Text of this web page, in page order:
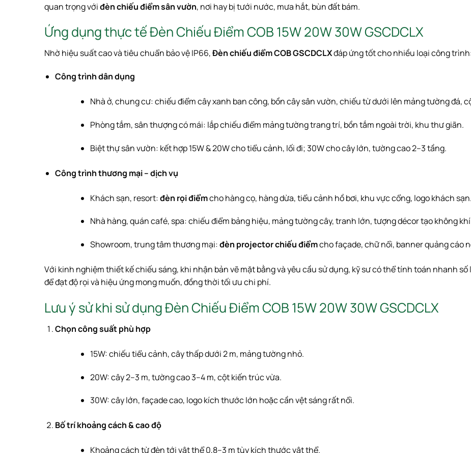
quan trọng vớiđèn chiếu điểm sân vườn, nơi hay bị tưới nước, mưa hắt, bùn đất bám.
Ứng dụng thực tế Đèn Chiếu Điểm COB 15W 20W 30W GSCDCLX
Nhờ hiệu suất cao và tiêu chuẩn bảo vệ IP66,Đèn chiếu điểm COB GSCDCLXđáp ứng tốt cho nhiều loại công
Công trình dân dụng
Nhà ở, chung cư: chiếu điểm cây xanh ban công, bồn cây sân vườn, chiếu từ dưới lên mảng tường đá,
Phòng tắm, sân thượng có mái: lắp chiếu điểm mảng tường trang trí, bồn tắm ngoài trời, khu thư giãn.
Biệt thự sân vườn: kết hợp 15W & 20W cho tiểu cảnh, lối đi; 30W cho cây lớn, tường cao 2–3 tầng.
Công trình thương mại – dịch vụ
Khách sạn, resort:đèn rọi điểmcho hàng cọ, hàng dừa, tiểu cảnh hồ bơi, khu vực cổng, logo khách sạn.
Nhà hàng, quán café, spa: chiếu điểm bảng hiệu, mảng tường cây, tranh lớn, tượng décor tạo không
Showroom, trung tâm thương mại:đèn projector chiếu điểmcho façade, chữ nổi, banner quảng cáo
Với kinh nghiệm thiết kế chiếu sáng, khi nhận bản vẽ mặt bằng và yêu cầu sử dụng, kỹ sư có thể tính toán nhanh
để đạt độ rọi và hiệu ứng mong muốn, đồng thời tối ưu chi phí.
Lưu ý sử khi sử dụng Đèn Chiếu Điểm COB 15W 20W 30W GSCDCLX
Chọn công suất phù hợp
15W: chiếu tiểu cảnh, cây thấp dưới 2 m, mảng tường nhỏ.
20W: cây 2–3 m, tường cao 3–4 m, cột kiến trúc vừa.
30W: cây lớn, façade cao, logo kích thước lớn hoặc cần vệt sáng rất nổi.
Bố trí khoảng cách & cao độ
Khoảng cách từ đèn tới vật thể 0,8–3 m tùy kích thước vật thể.